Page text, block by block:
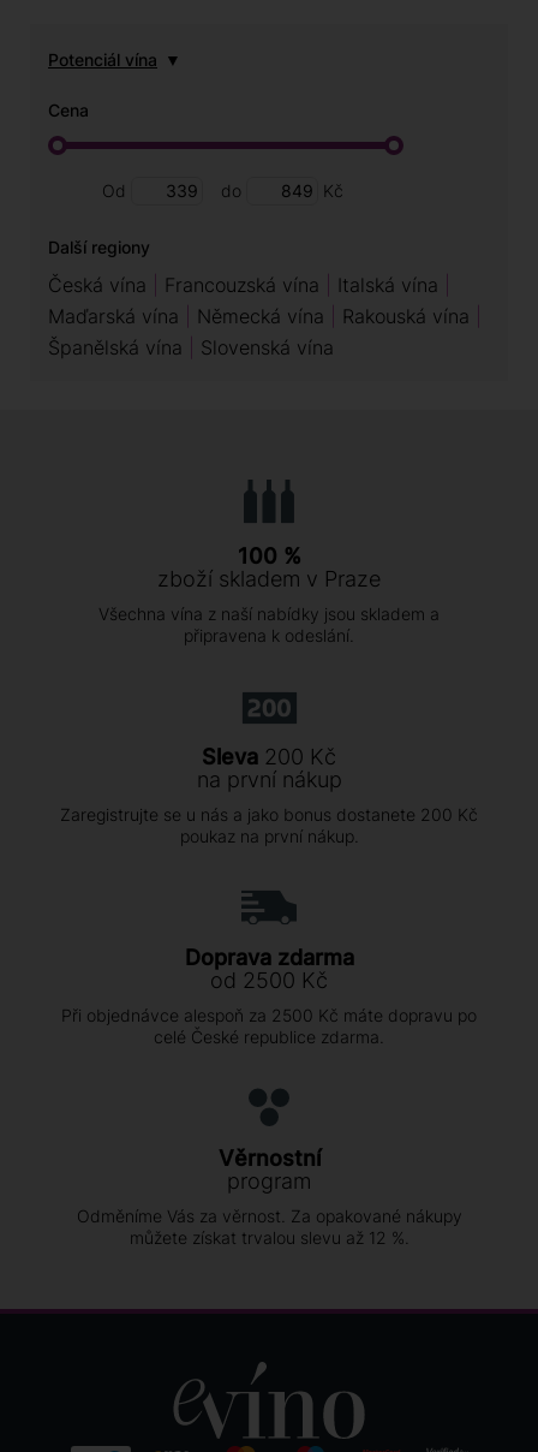
Potenciál vína
Cena
Od do Kč
Další regiony
Česká vína Francouzská vína
Italská vína
Maďarská vína
Německá vína
Rakouská vína
Španělská vína
Slovenská vína
100 %
zboží skladem v Praze
Všechna vína z naší nabídky jsou skladem a
připravena k odeslání.
Sleva 200 Kč
na první nákup
Zaregistrujte se u nás a jako bonus dostanete 200 Kč
poukaz na první nákup.
Doprava zdarma
od 2500 Kč
Při objednávce alespoň za 2500 Kč máte dopravu po
celé České republice zdarma.
Věrnostní
program
Odměníme Vás za věrnost. Za opakované nákupy
můžete získat trvalou slevu až 12 %.